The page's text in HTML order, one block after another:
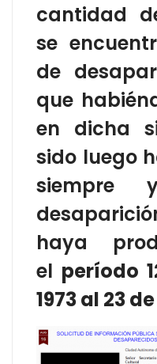
cantidad
se
de
que
en dicha
sido luego
siempre
haya
el período
1973 al 23